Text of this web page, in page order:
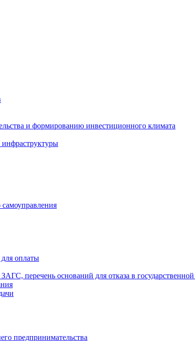
и формированию инвестиционного климата
самоуправления
оплаты
перечень оснований для отказа в
предпринимательства